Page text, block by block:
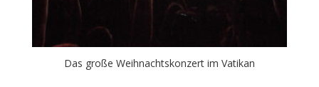
Das große Weihnachtskonzert im Vatikan